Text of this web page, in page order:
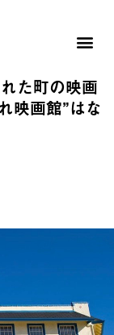
た町の映画
映画館”はな